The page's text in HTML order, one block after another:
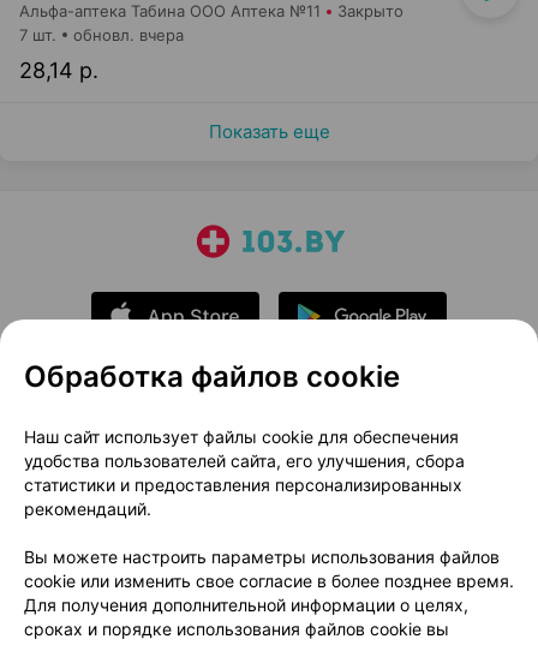
Альфа-аптека Табина ООО Аптека №11 Закрыто
28,14 р.
7 шт. обновл. вчера
Показать еще
О проекте
Новости проекта
Размещение рекламы
Медицинский маркетинг
Публичный договор
Доставка
Способы оплаты
Вакансии
Партнеры
Написать руководителю 103.by
Написать в поддержку
Обработка файлов cookie
Наш сайт использует файлы cookie для обеспечения
удобства пользователей сайта, его улучшения, сбора
статистики и предоставления персонализированных
рекомендаций.
Вы можете настроить параметры использования файлов
cookie или изменить свое согласие в более позднее время.
Для получения дополнительной информации о целях,
сроках и порядке использования файлов cookie вы